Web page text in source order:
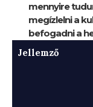
mennyire
megízlelni a
befogadni a
Jellemző